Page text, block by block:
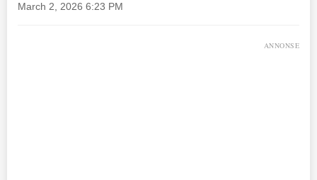
March 2, 2026 6:23 PM
ANNONSE